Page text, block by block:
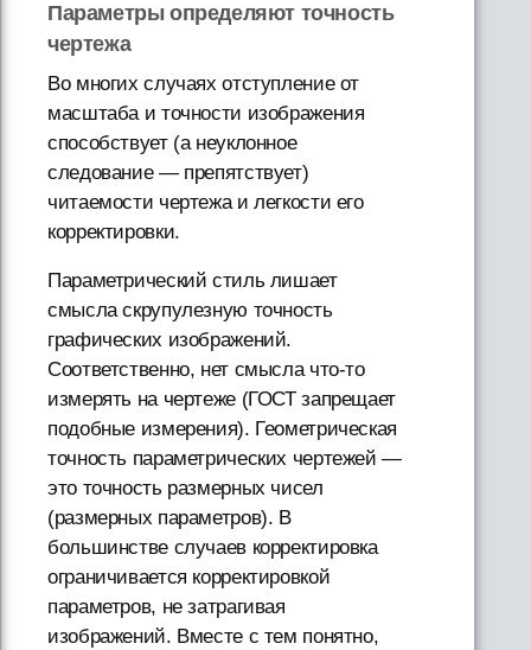
Параметры определяют точность
чертежа
Во многих случаях отступление от
масштаба и точности изображения
способствует (а неуклонное
следование — препятствует)
читаемости чертежа и легкости его
корректировки.
Параметрический стиль лишает
смысла скрупулезную точность
графических изображений.
Соответственно, нет смысла что-то
измерять на чертеже (ГОСТ запрещает
подобные измерения). Геометрическая
точность параметрических чертежей —
это точность размерных чисел
(размерных параметров). В
большинстве случаев корректировка
ограничивается корректировкой
параметров, не затрагивая
изображений. Вместе с тем понятно,